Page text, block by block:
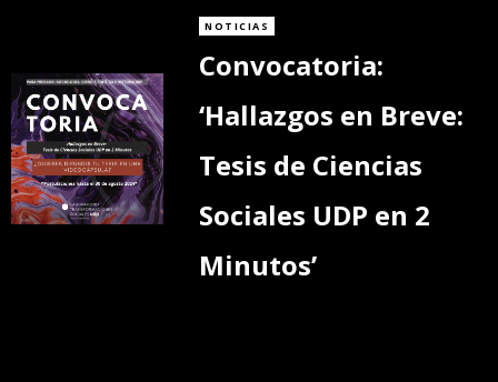
NOTICIAS
Convocatoria:
‘Hallazgos en Breve:
Tesis de Ciencias
Sociales UDP en 2
Minutos’